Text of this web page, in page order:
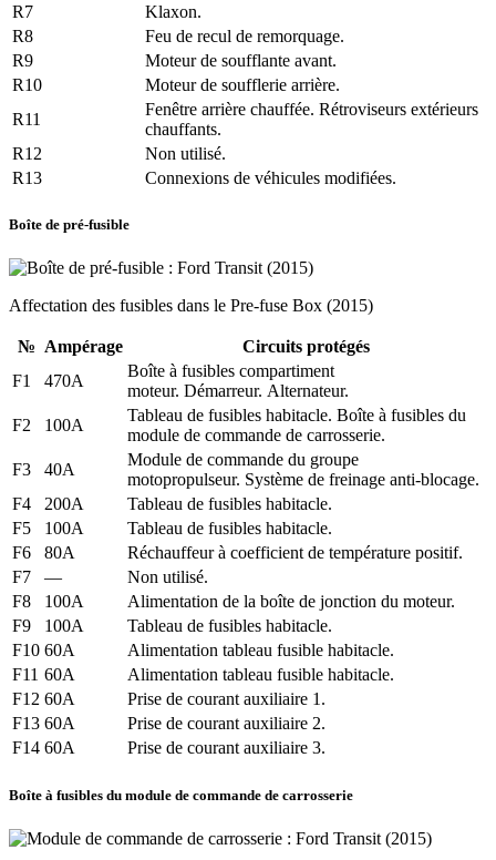
R7
Klaxon.
R8
Feu de recul de remorquage.
R9
Moteur de soufflante avant.
R10
Moteur de soufflerie arrière.
R11
Fenêtre arrière chauffée. Rétroviseurs extérieurs
chauffants.
R12
Non utilisé.
R13
Connexions de véhicules modifiées.
Boîte de pré-fusible
Affectation des fusibles dans le Pre-fuse Box (2015)
№ Ampérage
Circuits protégés
F1
470A
Boîte à fusibles compartiment
moteur. Démarreur. Alternateur.
F2
100A
Tableau de fusibles habitacle. Boîte à fusibles du
module de commande de carrosserie.
F3
40A
Module de commande du groupe
motopropulseur. Système de freinage anti-blocage.
F4
200A
Tableau de fusibles habitacle.
F5
100A
Tableau de fusibles habitacle.
F6
80A
Réchauffeur à coefficient de température positif.
F7
—
Non utilisé.
F8
100A
Alimentation de la boîte de jonction du moteur.
F9
100A
Tableau de fusibles habitacle.
F10 60A
Alimentation tableau fusible habitacle.
F11 60A
Alimentation tableau fusible habitacle.
F12 60A
Prise de courant auxiliaire 1.
F13 60A
Prise de courant auxiliaire 2.
F14 60A Prise de courant auxiliaire 3.
Boîte à fusibles du module de commande de carrosserie